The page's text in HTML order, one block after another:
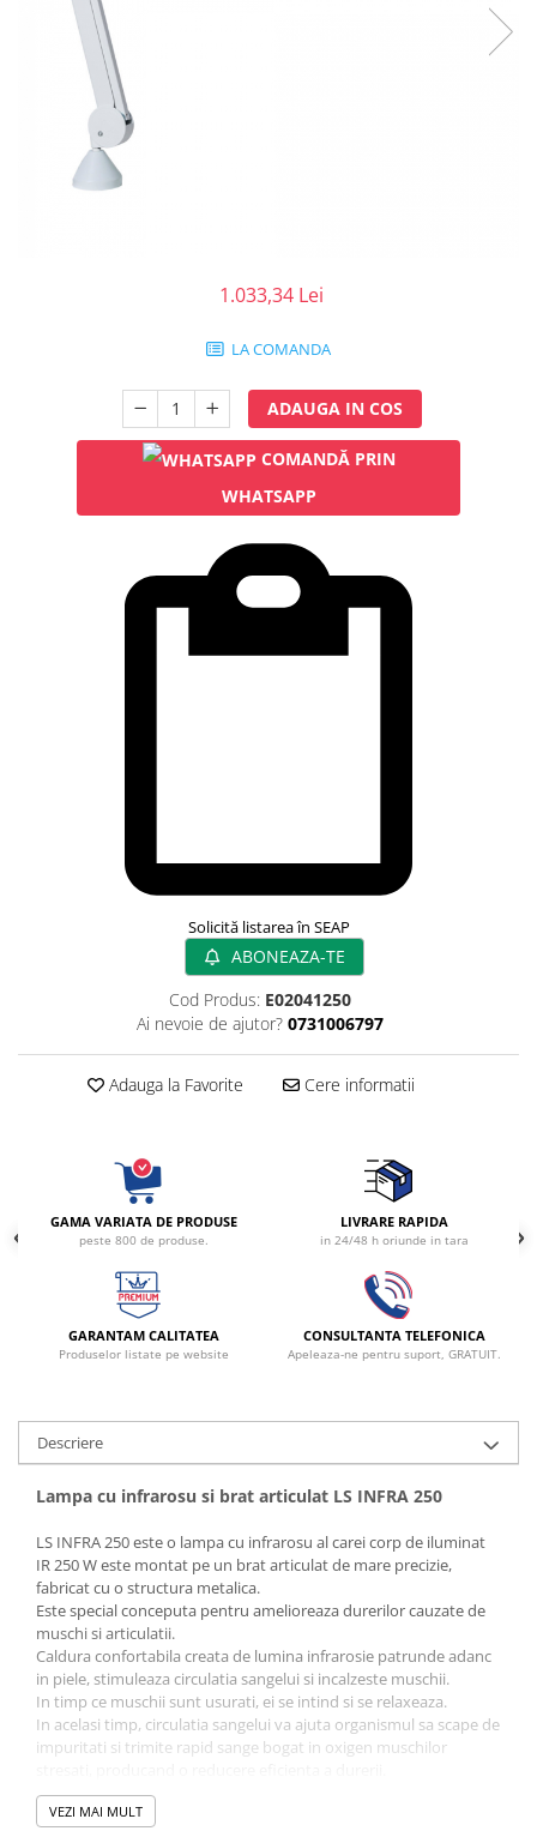
Injectomate
CPAP si AUTOCPAP
Instrumentar
Instalatii gaze medicinale
Oxigenatoare
Statii gaze medicinale
Componente statii gaze
Panouri control si alarmare
Console ATI si UPU
Dispozitive si sisteme de prindere /
Rampa gaze medicale pat pacient
Rampa iluminat alarmare
Prefiltre lavoare
Electrochirurgie
Manere pentru electrocautere
Cabluri pentru pensele bipolare
Cabluri conectare electrozi neutri
Electrozi neutri
Electrocautere
Radiocautere
Consumabile medicale si Accesorii
cutii medicamente
Electrozi
Accesorii pentru perfuzie
Geluri
Ochelari de protectie
Gel ECO
Cabluri EKG (10 fire)
Electrozi ECG / EKG
Sonde TOCO
Sonde US
Vase
Spirometrie
Turbine
Spirometre
Filtre antibacteriene
Alte dispozitive respiratorii
1.033,34 Lei
LA COMANDA
ADAUGA IN COS
COMANDĂ PRIN
WHATSAPP
Solicită listarea în SEAP
ABONEAZA-TE
Cod Produs: E02041250
Ai nevoie de ajutor? 0731006797
Adauga la Favorite Cere informatii
GAMA VARIATA DE PRODUSE
peste 800 de produse.
LIVRARE RAPIDA
in 24/48 h oriunde in tara
GARANTAM CALITATEA
Produselor listate pe website
CONSULTANTA TELEFONICA
Apeleaza-ne pentru suport, GRATUIT.
Descriere
Lampa cu infrarosu si brat articulat LS INFRA 250
LS INFRA 250 este o lampa cu infrarosu al carei corp de iluminat
IR 250 W este montat pe un brat articulat de mare precizie,
fabricat cu o structura metalica.
Este special conceputa pentru amelioreaza durerilor cauzate de
muschi si articulatii.
Caldura confortabila creata de lumina infrarosie patrunde adanc
in piele, stimuleaza circulatia sangelui si incalzeste muschii.
In timp ce muschii sunt usurati, ei se intind si se relaxeaza.
In acelasi timp, circulatia sangelui va ajuta organismul sa scape de
impuritati si trimite rapid sange bogat in oxigen muschilor
Intrerupatorul este situat pe cablul de conectare.
Structura metalica, fabricata cu materiale rezistente.
VEZI MAI MULT